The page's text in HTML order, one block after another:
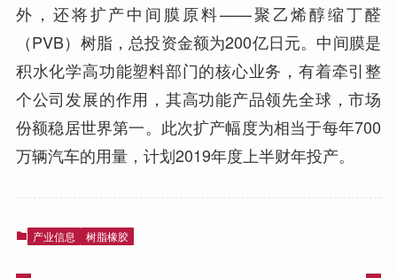
外，还将扩产中间膜原料——聚乙烯醇缩丁醛
（PVB）树脂，总投资金额为200亿日元。中间膜是
积水化学高功能塑料部门的核心业务，有着牵引整
个公司发展的作用，其高功能产品领先全球，市场
份额稳居世界第一。此次扩产幅度为相当于每年700
万辆汽车的用量，计划2019年度上半财年投产。
产业信息 树脂橡胶